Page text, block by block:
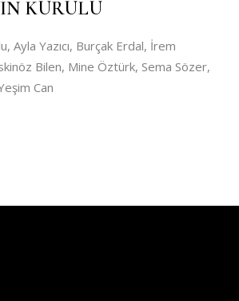
KURULU
Ayla Yazıcı, Burçak Erdal, İrem
Bilen, Mine Öztürk, Sema Sözer,
Can